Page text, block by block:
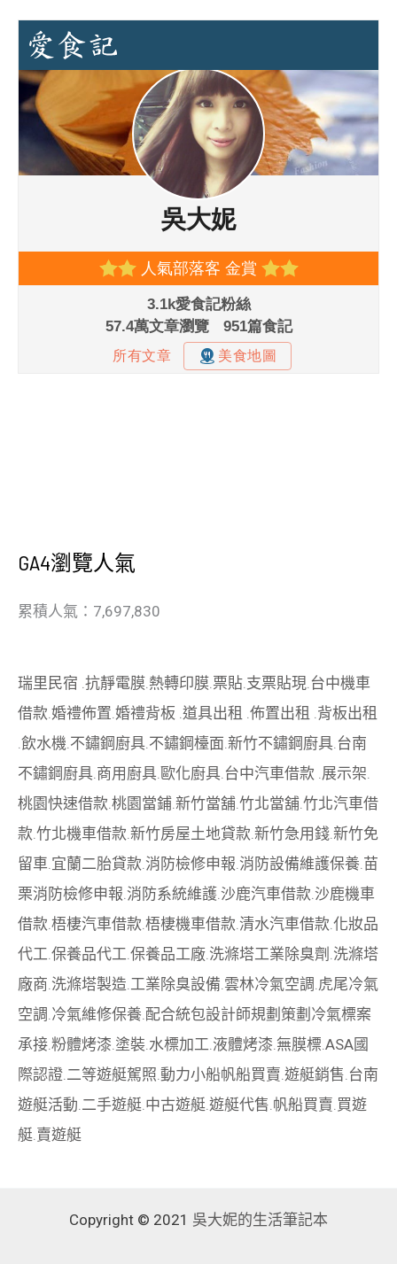
GA4瀏覽人氣
累積人氣：7,697,830
瑞里民宿 .抗靜電膜.熱轉印膜.票貼.支票貼現.台中機車
借款.婚禮佈置.婚禮背板 .道具出租 .佈置出租 .背板出租
.飲水機.不鏽鋼廚具.不鏽鋼檯面.新竹不鏽鋼廚具.台南
不鏽鋼廚具.商用廚具.歐化廚具.台中汽車借款 .展示架.
桃園快速借款.桃園當鋪.新竹當舖.竹北當舖.竹北汽車借
款.竹北機車借款.新竹房屋土地貸款.新竹急用錢.新竹免
留車.宜蘭二胎貸款.消防檢修申報.消防設備維護保養.苗
栗消防檢修申報.消防系統維護.沙鹿汽車借款.沙鹿機車
借款.梧棲汽車借款.梧棲機車借款.清水汽車借款.化妝品
代工.保養品代工.保養品工廠.洗滌塔工業除臭劑 .洗滌塔
廠商.洗滌塔製造.工業除臭設備.雲林冷氣空調.虎尾冷氣
空調.冷氣維修保養.配合統包設計師規劃策劃 冷氣標案
承接.粉體烤漆.塗裝.水標加工.液體烤漆.無膜標.ASA國
際認證.二等遊艇駕照.動力小船帆船買賣.遊艇銷售.台南
遊艇活動.二手遊艇.中古遊艇.遊艇代售.帆船買賣.買遊
艇.賣遊艇
Copyright © 2021 吳大妮的生活筆記本